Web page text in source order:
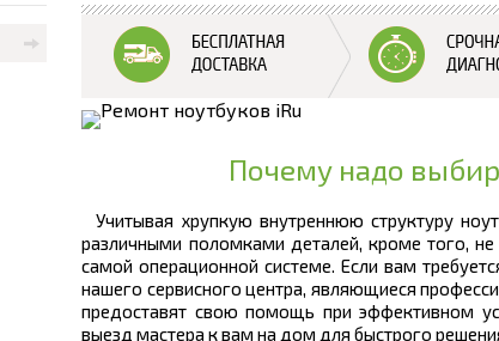
Почему надо
Учитывая хрупкую внутреннюю структуру
различными поломками деталей, кроме того,
самой операционной системе. Если вам
нашего сервисного центра, являющиеся
предоставят свою помощь при эффективном
выезд мастера к вам на дом для быстрого